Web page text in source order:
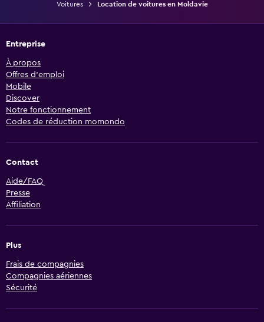
Voitures Location de voitures en Moldavie
Entreprise
À propos
Offres d’emploi
Mobile
Discover
Notre fonctionnement
Codes de réduction momondo
Contact
Aide/FAQ
Presse
Affiliation
Plus
Frais de compagnies
Compagnies aériennes
Sécurité